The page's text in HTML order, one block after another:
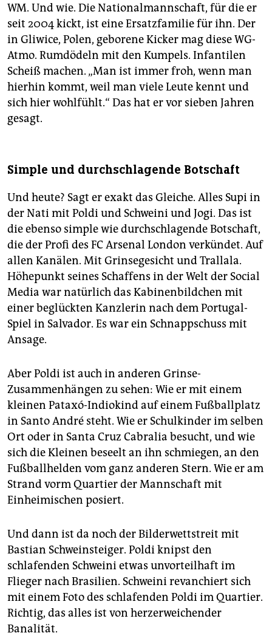
WM. Und wie. Die Nationalmannschaft, für die er
seit 2004 kickt, ist eine Ersatzfamilie für ihn. Der
in Gliwice, Polen, geborene Kicker mag diese WG-
Atmo. Rumdödeln mit den Kumpels. Infantilen
Scheiß machen. „Man ist immer froh, wenn man
hierhin kommt, weil man viele Leute kennt und
sich hier wohlfühlt.“ Das hat er vor sieben Jahren
gesagt.
Simple und durchschlagende Botschaft
Und heute? Sagt er exakt das Gleiche. Alles Supi in
der Nati mit Poldi und Schweini und Jogi. Das ist
die ebenso simple wie durchschlagende Botschaft,
die der Profi des FC Arsenal London verkündet. Auf
allen Kanälen. Mit Grinsegesicht und Trallala.
Höhepunkt seines Schaffens in der Welt der Social
Media war natürlich das Kabinenbildchen mit
einer beglückten Kanzlerin nach dem Portugal-
Spiel in Salvador. Es war ein Schnappschuss mit
Ansage.
Aber Poldi ist auch in anderen Grinse-
Zusammenhängen zu sehen: Wie er mit einem
kleinen Pataxó-Indiokind auf einem Fußballplatz
in Santo André steht. Wie er Schulkinder im selben
Ort oder in Santa Cruz Cabralia besucht, und wie
sich die Kleinen beseelt an ihn schmiegen, an den
Fußballhelden vom ganz anderen Stern. Wie er am
Strand vorm Quartier der Mannschaft mit
Einheimischen posiert.
Und dann ist da noch der Bilderwettstreit mit
Bastian Schweinsteiger. Poldi knipst den
schlafenden Schweini etwas unvorteilhaft im
Flieger nach Brasilien. Schweini revanchiert sich
mit einem Foto des schlafenden Poldi im Quartier.
Richtig, das alles ist von herzerweichender
Banalität.